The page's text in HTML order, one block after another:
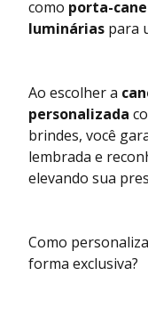
como porta-
luminárias para
Ao escolher a
personalizada
brindes, você
lembrada e
elevando sua
Como
forma exclusiva?